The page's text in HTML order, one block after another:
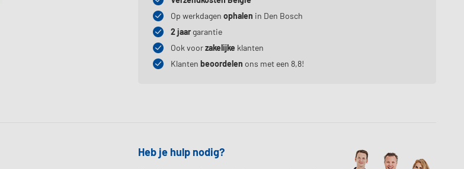
Op werkdagen ophalen in Den Bosch
2 jaargarantie
Ook voorzakelijke klanten
Klanten beoordelen ons met een 8,8!
Heb je hulp nodig?